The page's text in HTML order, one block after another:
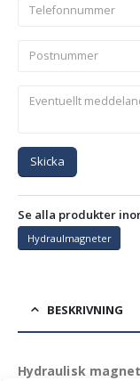
Skicka
Se alla produkter
Hydraulmagneter
BESKRIVNING
Hydraulisk